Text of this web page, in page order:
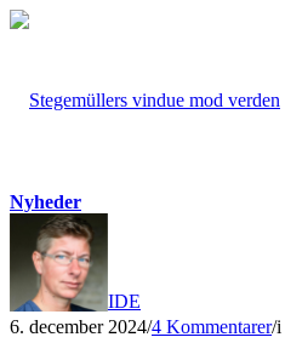
FORSIDE
Nyheder
6. december 2024/4 Kommentarer/i